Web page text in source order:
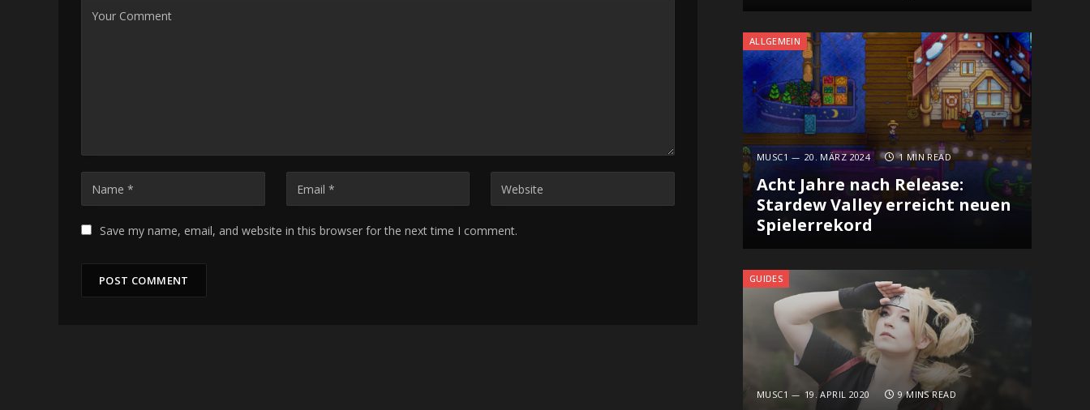
Save my name, email, and website in this browser for the next time I comment.
ALLGEMEIN
MUSC1 20. MÄRZ 2024 1 MIN READ
Acht Jahre nach Release:
Stardew Valley erreicht neuen
Spielerrekord
GUIDES
MUSC1 19. APRIL 2020 9 MINS READ